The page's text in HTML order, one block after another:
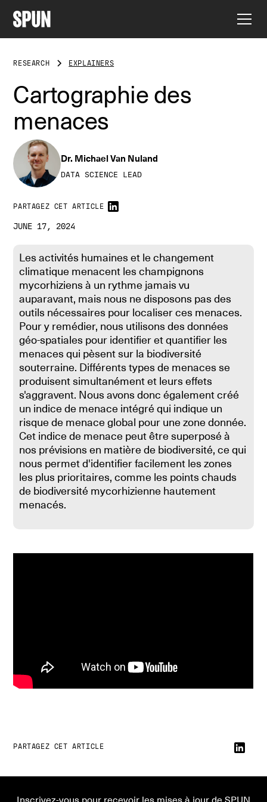
RESEARCH EXPLAINERS
Cartographie des
menaces
Dr. Michael Van Nuland
DATA SCIENCE LEAD
PARTAGEZ CET ARTICLE
JUNE 17, 2024
Les activités humaines et le changement
climatique menacent les champignons
mycorhiziens à un rythme jamais vu
auparavant, mais nous ne disposons pas des
outils nécessaires pour localiser ces menaces.
Pour y remédier, nous utilisons des données
géo-spatiales pour identifier et quantifier les
menaces qui pèsent sur la biodiversité
souterraine. Différents types de menaces se
produisent simultanément et leurs effets
s'aggravent. Nous avons donc également créé
un indice de menace intégré qui indique un
risque de menace global pour une zone donnée.
Cet indice de menace peut être superposé à
nos prévisions en matière de biodiversité, ce qui
nous permet d'identifier facilement les zones
les plus prioritaires, comme les points chauds
de biodiversité mycorhizienne hautement
menacés.
PARTAGEZ CET ARTICLE